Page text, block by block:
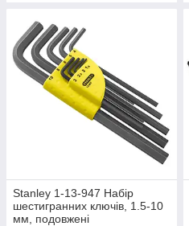
Stanley 1-13-947 Набір
шестигранних ключів, 1.5-10
мм, подовжені